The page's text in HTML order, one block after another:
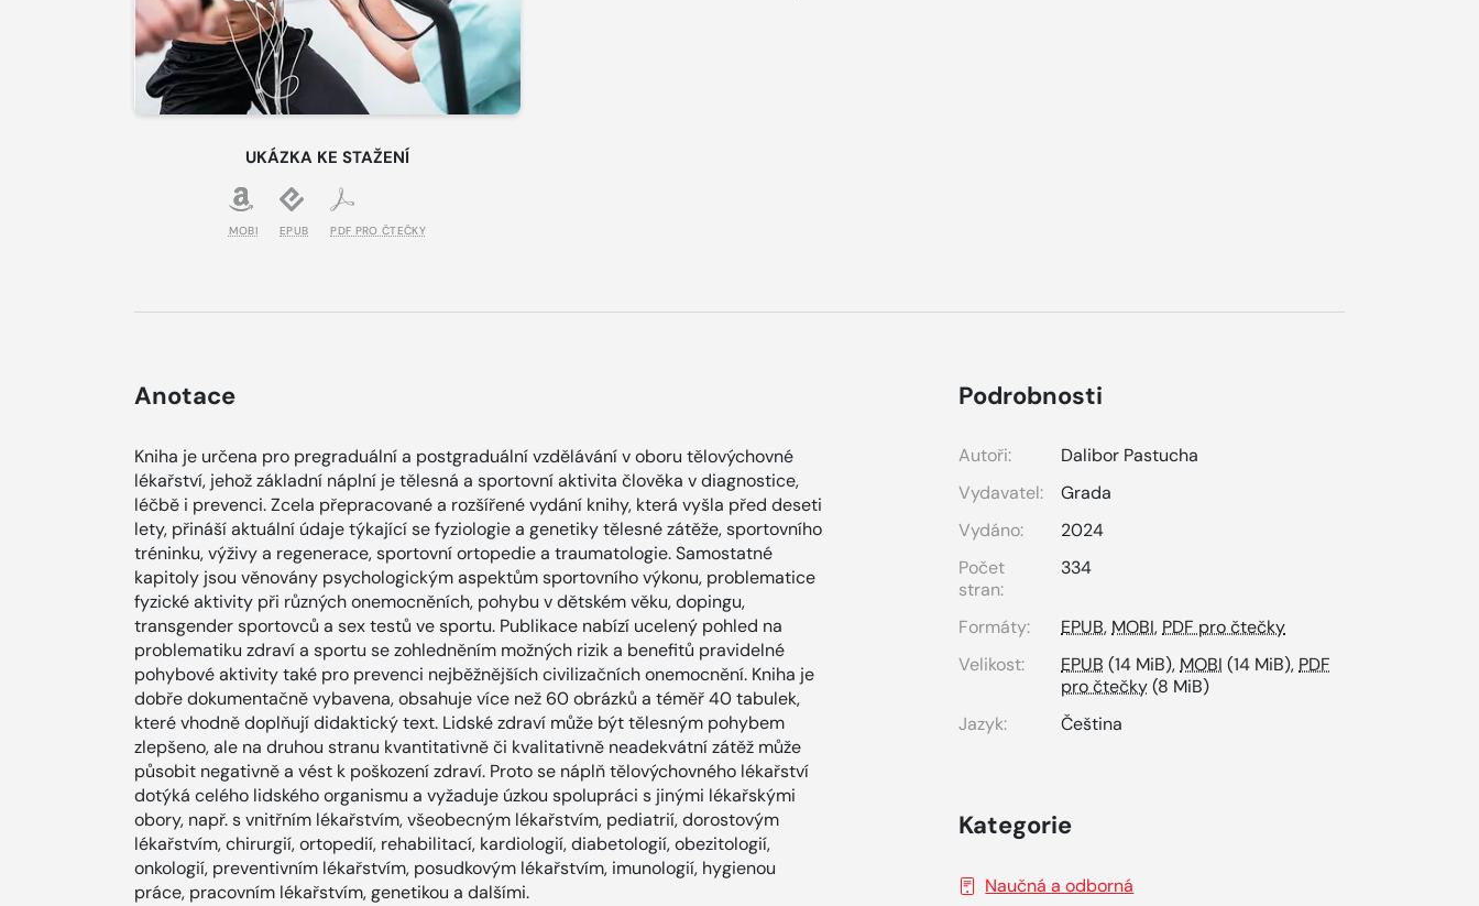
UKÁZKA KE STAŽENÍ
MOBI EPUB PDF PRO ČTEČKY
Anotace
Kniha je určena pro pregraduální a postgraduální vzdělávání v oboru tělovýchovné
lékařství, jehož základní náplní je tělesná a sportovní aktivita člověka v diagnostice,
léčbě i prevenci. Zcela přepracované a rozšířené vydání knihy, která vyšla před deseti
lety, přináší aktuální údaje týkající se fyziologie a genetiky tělesné zátěže, sportovního
tréninku, výživy a regenerace, sportovní ortopedie a traumatologie. Samostatné
kapitoly jsou věnovány psychologickým aspektům sportovního výkonu, problematice
fyzické aktivity při různých onemocněních, pohybu v dětském věku, dopingu,
transgender sportovců a sex testů ve sportu. Publikace nabízí ucelený pohled na
problematiku zdraví a sportu se zohledněním možných rizik a benefitů pravidelné
pohybové aktivity také pro prevenci nejběžnějších civilizačních onemocnění. Kniha je
dobře dokumentačně vybavena, obsahuje více než 60 obrázků a téměř 40 tabulek,
které vhodně doplňují didaktický text. Lidské zdraví může být tělesným pohybem
zlepšeno, ale na druhou stranu kvantitativně či kvalitativně neadekvátní zátěž může
působit negativně a vést k poškození zdraví. Proto se náplň tělovýchovného lékařství
dotýká celého lidského organismu a vyžaduje úzkou spolupráci s jinými lékařskými
obory, např. s vnitřním lékařstvím, všeobecným lékařstvím, pediatrií, dorostovým
lékařstvím, chirurgií, ortopedií, rehabilitací, kardiologií, diabetologií, obezitologií,
onkologií, preventivním lékařstvím, posudkovým lékařstvím, imunologií, hygienou
práce, pracovním lékařstvím, genetikou a dalšími.
Podrobnosti
Autoři:
Dalibor Pastucha
Vydavatel:
Grada
Vydáno:
2024
Počet
stran:
334
Formáty: EPUB, MOBI, PDF pro čtečky
Velikost:
EPUB (14 MiB), MOBI (14 MiB), PDF
pro čtečky(8 MiB)
Jazyk:
Čeština
Kategorie
Naučná a odborná